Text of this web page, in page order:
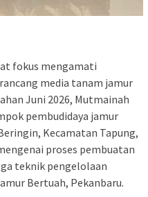
fokus mengamati
media tanam jamur
Juni 2026, Mutmainah
pembudidaya jamur
Kecamatan Tapung,
proses pembuatan
teknik pengelolaan
Bertuah, Pekanbaru.